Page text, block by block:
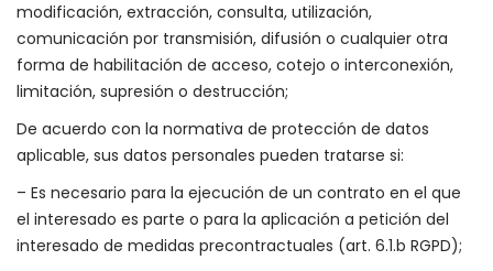
modificación, extracción, consulta, utilización,
comunicación por transmisión, difusión o cualquier otra
forma de habilitación de acceso, cotejo o interconexión,
limitación, supresión o destrucción;
De acuerdo con la normativa de protección de datos
aplicable, sus datos personales pueden tratarse si:
– Es necesario para la ejecución de un contrato en el que
el interesado es parte o para la aplicación a petición del
interesado de medidas precontractuales (art. 6.1.b RGPD);